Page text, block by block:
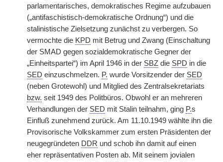
parlamentarisches, demokratisches Regime aufzubauen
(„antifaschistisch-demokratische Ordnung“) und die
stalinistische Zielsetzung zunächst zu verbergen. So
vermochte die KPD mit Betrug und Zwang (Einschaltung
der SMAD gegen sozialdemokratische Gegner der
„Einheitspartei“) im April 1946 in der SBZ die SPD in die
SED einzuschmelzen. P. wurde Vorsitzender der SED
(neben Grotewohl) und Mitglied des Zentralsekretariats
bzw. seit 1949 des Politbüros. Obwohl er an mehreren
Verhandlungen der SED mit Stalin teilnahm, ging P.s
Einfluß zunehmend zurück. Am 11.10.1949 wählte ihn die
Provisorische Volkskammer zum ersten Präsidenten der
neugegründeten DDR und schob ihn damit auf einen
eher repräsentativen Posten ab. Mit seinem jovialen